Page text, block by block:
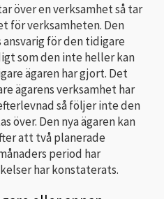
över en verksamhet så tar
för verksamheten. Den
ansvarig för den tidigare
som den inte heller kan
ägaren har gjort. Det
ägarens verksamhet har
så följer inte den
över. Den nya ägaren kan
att två planerade
period har
har konstaterats.